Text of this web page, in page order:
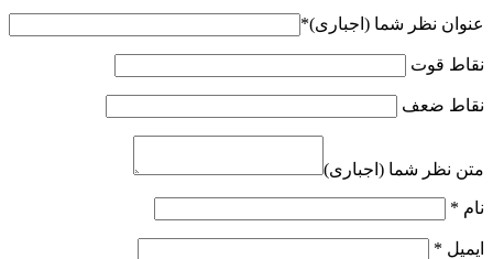
عنوان نظر شما (اجباری)*
نقاط قوت
نقاط ضعف
متن نظر شما (اجباری)
نام *
ایمیل *